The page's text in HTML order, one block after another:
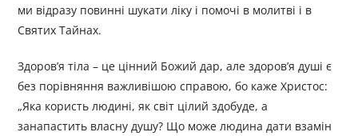
ми відразу повинні шукати ліку і помочі в молитві і в
Святих Тайнах.
Здоров’я тіла – це цінний Божий дар, але здоров’я душі є
без порівняння важливішою справою, бо каже Христос:
„Яка користь людині, як світ цілий здобуде, а
занапастить власну душу? Що може людина дати взамін